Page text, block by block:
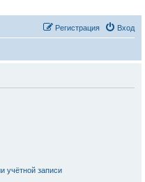
Вход
Регистрация
учётной записи